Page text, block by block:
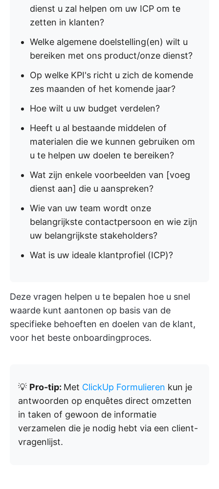
dienst u zal helpen om uw ICP om te
zetten in klanten?
Welke algemene doelstelling(en) wilt u
bereiken met ons product/onze dienst?
Op welke KPI's richt u zich de komende
zes maanden of het komende jaar?
Hoe wilt u uw budget verdelen?
Heeft u al bestaande middelen of
materialen die we kunnen gebruiken om
u te helpen uw doelen te bereiken?
Wat zijn enkele voorbeelden van [voeg
dienst aan] die u aanspreken?
Wie van uw team wordt onze
belangrijkste contactpersoon en wie zijn
uw belangrijkste stakeholders?
Wat is uw ideale klantprofiel (ICP)?
Deze vragen helpen u te bepalen hoe u snel
waarde kunt aantonen op basis van de
specifieke behoeften en doelen van de klant,
voor het beste onboardingproces.
💡 Pro-tip: Met ClickUp Formulieren kun je
antwoorden op enquêtes direct omzetten
in taken of gewoon de informatie
verzamelen die je nodig hebt via een client-
vragenlijst.